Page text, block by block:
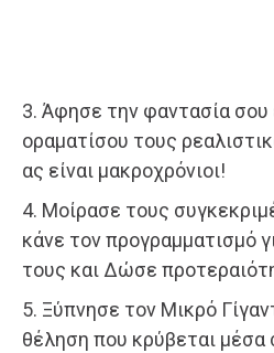
3. Άφησε την φαντασία σου
οραματίσου τους
ας είναι μακροχρόνιοι!
4. Μοίρασε τους
κάνε τον προγραμματισμό
τους και Δώσε
5. Ξύπνησε τον Μικρό
θέληση που κρύβεται μέσα